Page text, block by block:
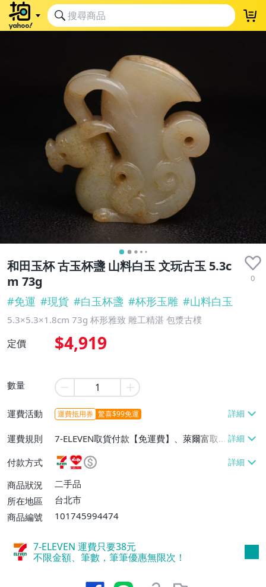
和田玉杯 古玉杯盞 山料白玉 文玩古玉 5.3c
m 73g
0
#免運 #現貨 #白玉杯盞 #杯形玉雕 #山料白玉
5.3×5.3×1.8cm 73g 杯形雅致 雕工精湛 包漿古樸
定價 $4,919
數量
運費活動 運費抵用券 驚喜$99免運
運費規則
7-ELEVEN取貨付款【免運費】、萊爾富取
貨付款【免運費】、宅配/貨運【免運費】
付款方式
商品狀況
二手品
所在地區
台北市
商品編號
101745994474
7-ELEVEN 運費只要38元
不限金額、筆數，筆筆優惠無限次！